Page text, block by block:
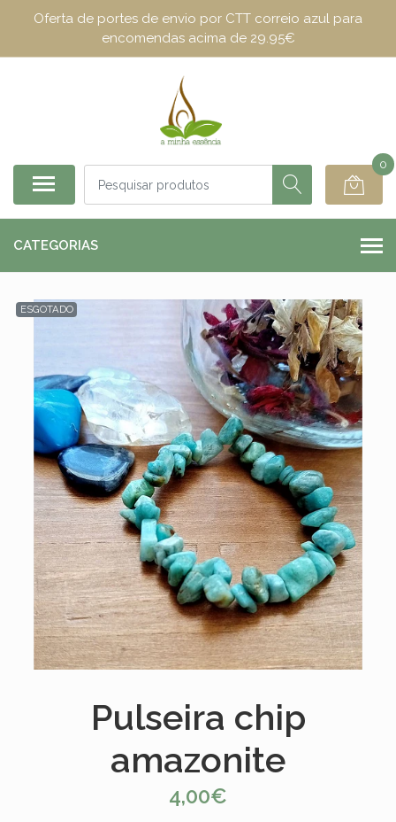
Oferta de portes de envio por CTT correio azul para
encomendas acima de 29.95€
0
CATEGORIAS
ESGOTADO
Pulseira chip
amazonite
4,00€